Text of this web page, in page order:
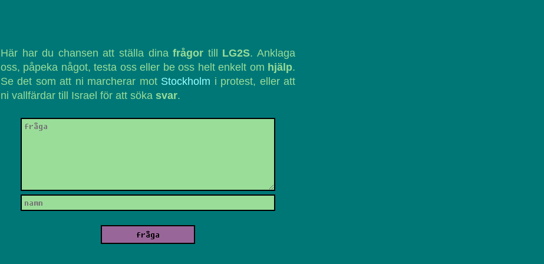
Här har du chansen att ställa dinafrågor till LG2S. Anklaga
oss, påpeka något, testa oss eller be oss helt enkelt om hjälp.
Se det som att ni marcherar mot Stockholm i protest, eller att
ni vallfärdar till Israel för att söka svar.